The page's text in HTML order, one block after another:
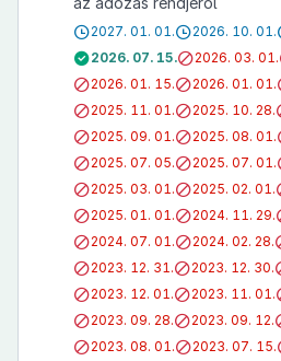
2027. 01. 01. 2026. 10. 01.
2026. 07. 15.
2026. 03. 01.
2026. 01. 15.
2026. 01. 01.
2025. 11. 01.
2025. 10. 28.
2025. 09. 01.
2025. 08. 01.
2025. 07. 05.
2025. 07. 01.
2025. 03. 01.
2025. 02. 01.
2025. 01. 01.
2024. 11. 29.
2024. 07. 01.
2024. 02. 28.
2023. 12. 31.
2023. 12. 30.
2023. 12. 01.
2023. 11. 01.
2023. 09. 28.
2023. 09. 12.
2023. 08. 01.
2023. 07. 15.